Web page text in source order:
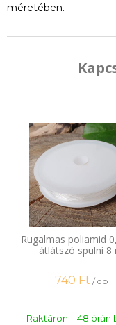
méretében.
Rugalmas poliamid
átlátszó spulni 8
740 Ft / db
Raktáron – 48 órán